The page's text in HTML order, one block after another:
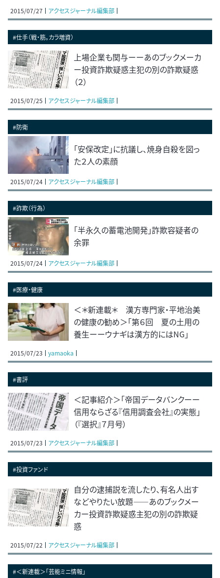
2015/07/27 アクセスジャーナル編集部
#仕手（戦・筋。カラ増資）
上場企業も関与ーーあのブックメーカ
ー投資詐欺疑惑主犯の別の詐欺疑惑
（２）
2015/07/25 アクセスジャーナル編集部
#防衛
「安保改定」に抗議し、焼身自殺を図っ
た２人の素顔
2015/07/24 アクセスジャーナル編集部
#詐欺（行為）
｢半永久の蓄電池開発｣詐欺容疑者の
余罪
2015/07/24 アクセスジャーナル編集部
#医療・健康
＜＊新連載＊ 漢方専門家・平地治美
の健康の勧め＞「第６回 夏の土用の
養生ーーウナギは漢方的にはNG」
2015/07/23 yamaoka
#書評
＜記事紹介＞「帝国データバンクーー
信用ならざる『信用調査会社』の実態」
（『選択』７月号）
2015/07/23 アクセスジャーナル編集部
#投資ファンド
自分の逮捕説を流したり、有名人出す
などやりたい放題――あのブックメー
カー投資詐欺疑惑主犯の別の詐欺疑
惑
2015/07/22 アクセスジャーナル編集部
#＜新連載＞「芸能ミニ情報」